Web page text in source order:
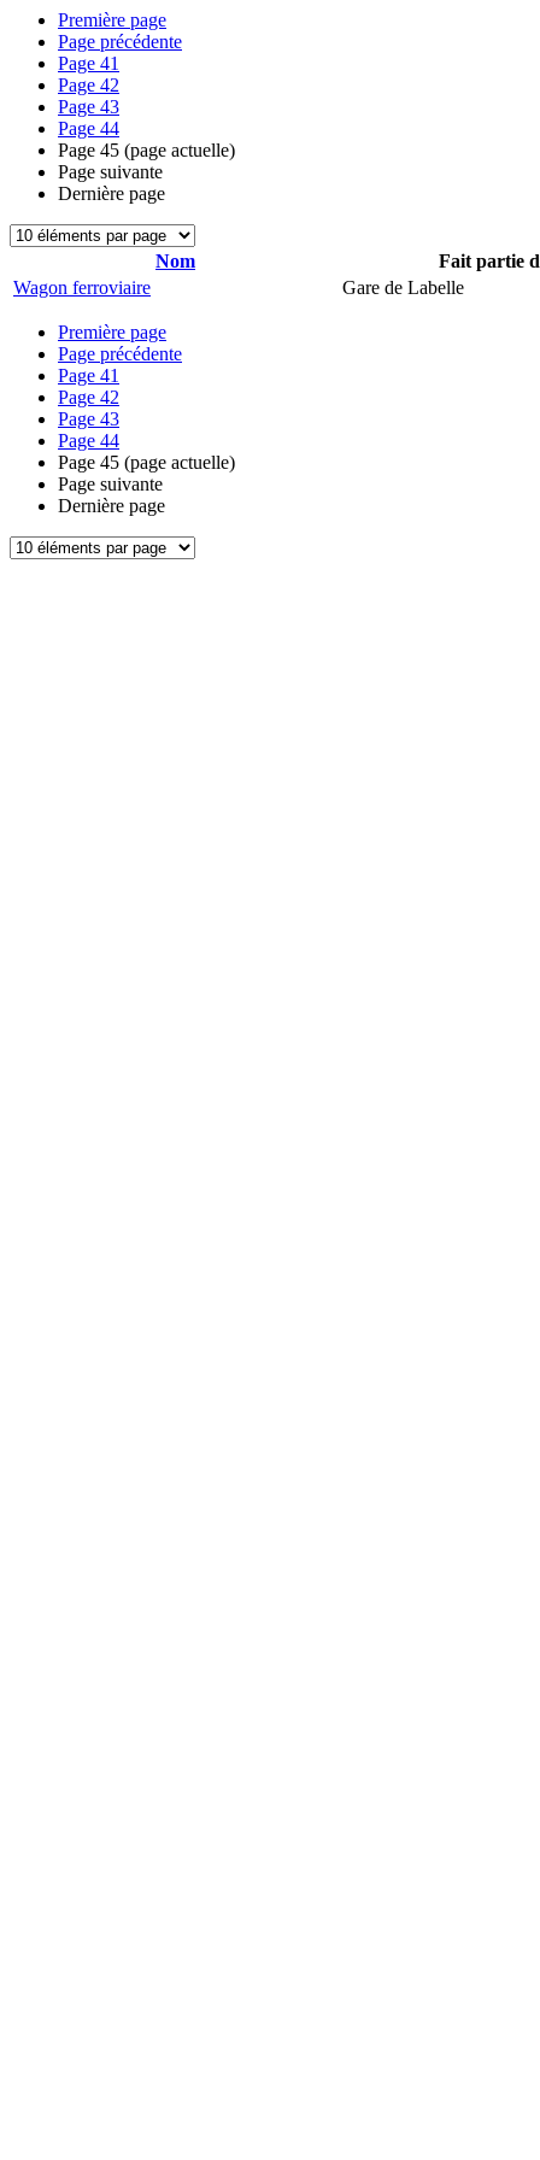
Première page
Page précédente
Page 41
Page 42
Page 43
Page 44
Page 45 (page actuelle)
Page suivante
Dernière page
Nom
Fait partie
Wagon ferroviaire
Gare de Labelle
Première page
Page précédente
Page 41
Page 42
Page 43
Page 44
Page 45 (page actuelle)
Page suivante
Dernière page